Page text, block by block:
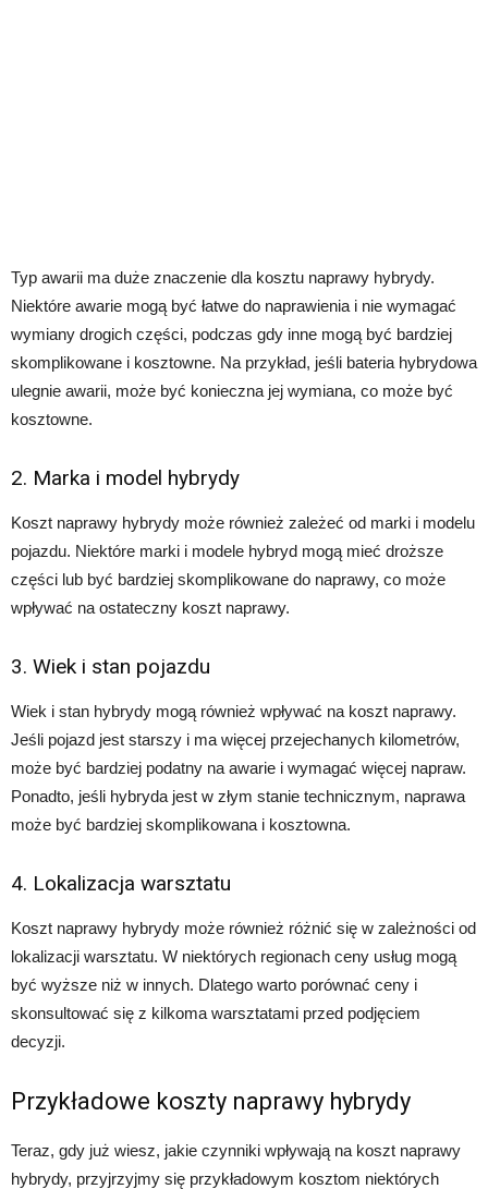
Typ awarii ma duże znaczenie dla kosztu naprawy hybrydy.
Niektóre awarie mogą być łatwe do naprawienia i nie wymagać
wymiany drogich części, podczas gdy inne mogą być bardziej
skomplikowane i kosztowne. Na przykład, jeśli bateria hybrydowa
ulegnie awarii, może być konieczna jej wymiana, co może być
kosztowne.
2. Marka i model hybrydy
Koszt naprawy hybrydy może również zależeć od marki i modelu
pojazdu. Niektóre marki i modele hybryd mogą mieć droższe
części lub być bardziej skomplikowane do naprawy, co może
wpływać na ostateczny koszt naprawy.
3. Wiek i stan pojazdu
Wiek i stan hybrydy mogą również wpływać na koszt naprawy.
Jeśli pojazd jest starszy i ma więcej przejechanych kilometrów,
może być bardziej podatny na awarie i wymagać więcej napraw.
Ponadto, jeśli hybryda jest w złym stanie technicznym, naprawa
może być bardziej skomplikowana i kosztowna.
4. Lokalizacja warsztatu
Koszt naprawy hybrydy może również różnić się w zależności od
lokalizacji warsztatu. W niektórych regionach ceny usług mogą
być wyższe niż w innych. Dlatego warto porównać ceny i
skonsultować się z kilkoma warsztatami przed podjęciem
decyzji.
Przykładowe koszty naprawy hybrydy
Teraz, gdy już wiesz, jakie czynniki wpływają na koszt naprawy
hybrydy, przyjrzyjmy się przykładowym kosztom niektórych